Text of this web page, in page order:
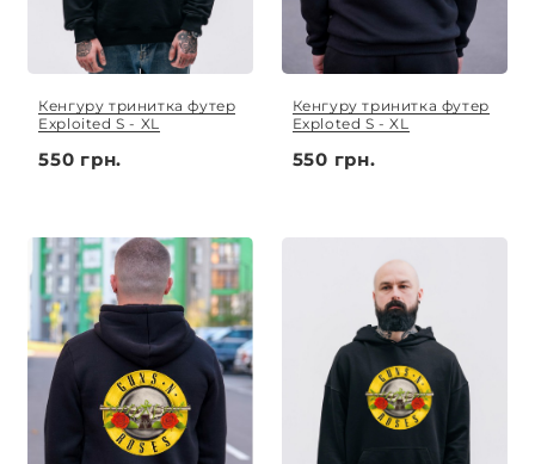
Кенгуру тринитка футер
Exploited S - XL
550 грн.
Кенгуру тринитка футер
Exploted S - XL
550 грн.